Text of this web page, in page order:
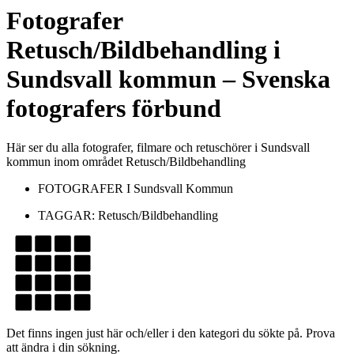
Fotografer
Retusch/Bildbehandling i
Sundsvall kommun– Svenska
fotografers förbund
Här ser du alla fotografer, filmare och retuschörer i Sundsvall
kommun inom området Retusch/Bildbehandling
FOTOGRAFER I Sundsvall Kommun
TAGGAR: Retusch/Bildbehandling
Det finns ingen just här och/eller i den kategori du sökte på. Prova
att ändra i din sökning.